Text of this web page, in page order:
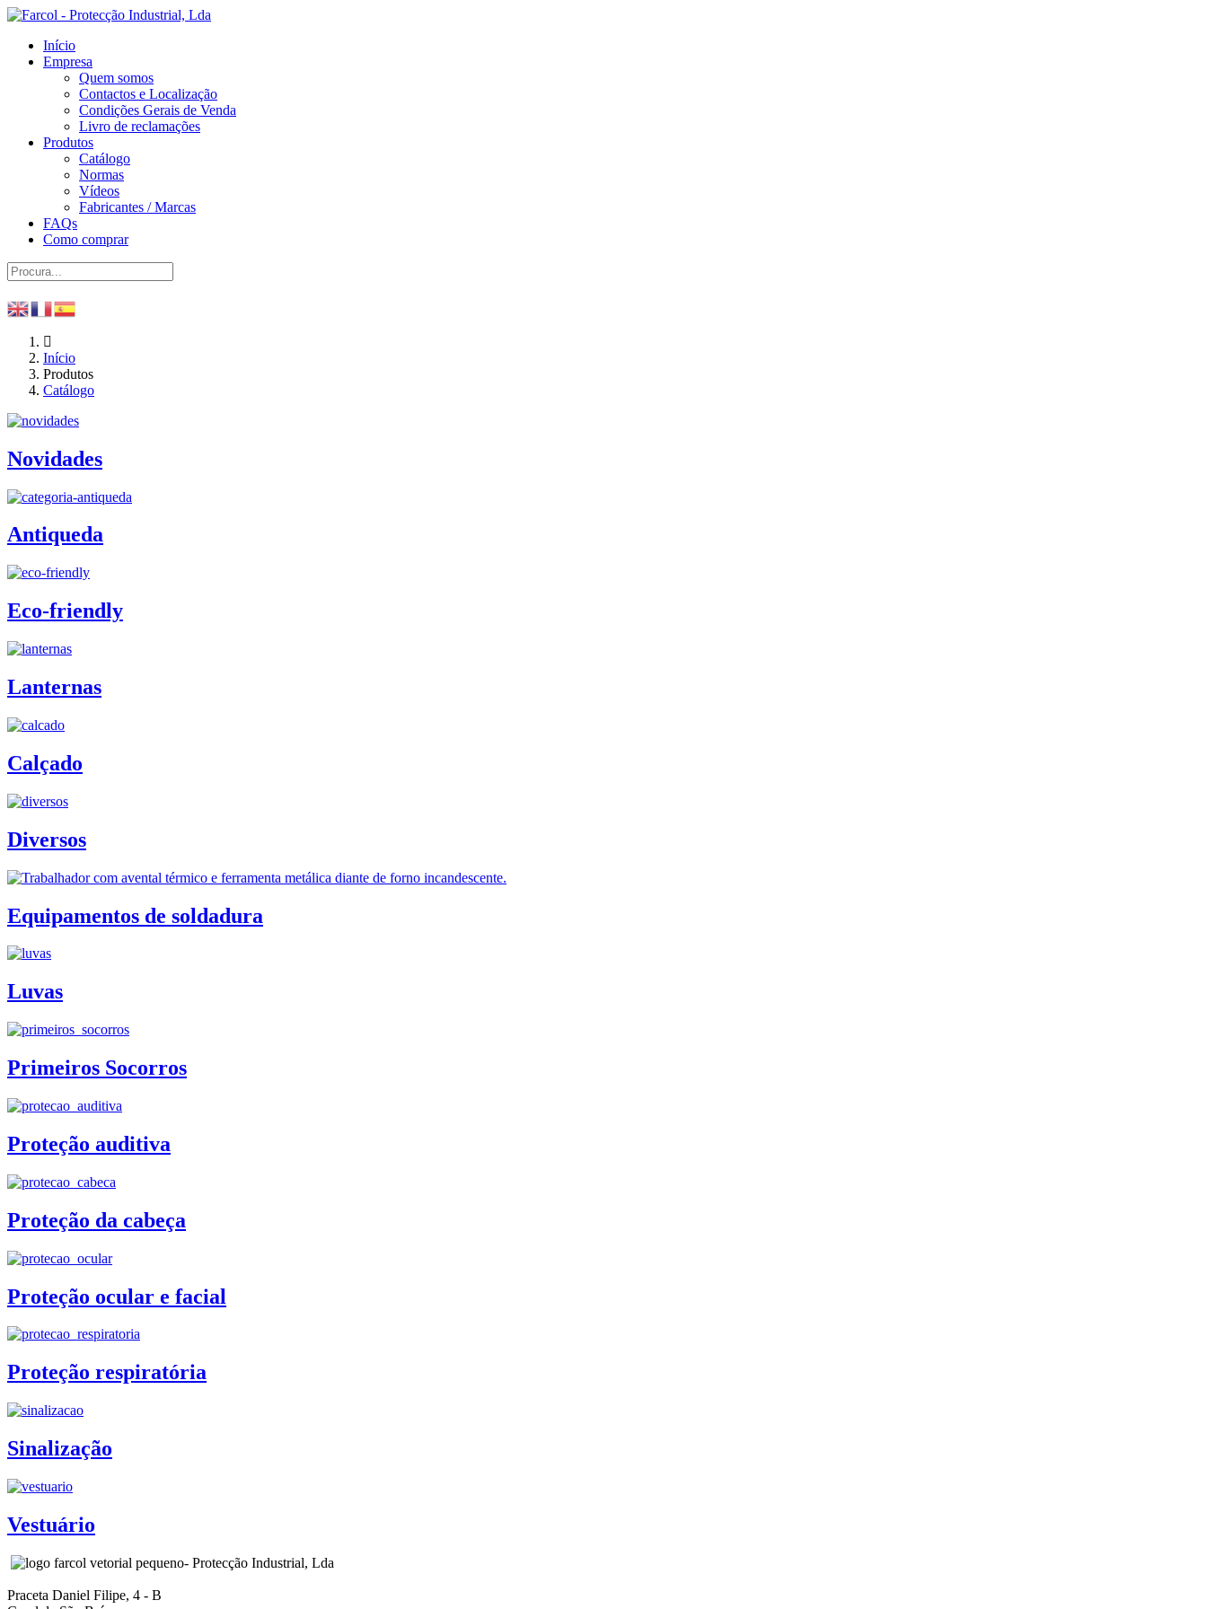
Início
Empresa
Quem somos
Contactos e Localização
Condições Gerais de Venda
Livro de reclamações
Produtos
Catálogo
Normas
Vídeos
Fabricantes / Marcas
FAQs
Como comprar
Início
Produtos
Catálogo
Novidades
Antiqueda
Eco-friendly
Lanternas
Calçado
Diversos
Equipamentos de soldadura
Luvas
Primeiros Socorros
Proteção auditiva
Proteção da cabeça
Proteção ocular e facial
Proteção respiratória
Sinalização
Vestuário
- Protecção Industrial, Lda
Praceta Daniel Filipe, 4 - B